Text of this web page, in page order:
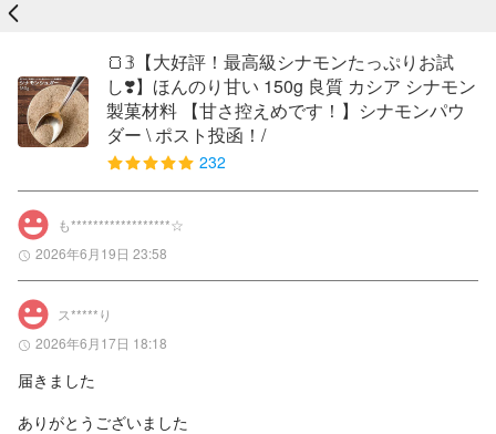
戻る
🍞𝟛【大好評！最高級シナモンたっぷりお試
し❣️】ほんのり甘い 150g 良質 カシア シナモン
製菓材料 【甘さ控えめです！】シナモンパウ
ダー \ ポスト投函！/
232
も******************☆
2026年6月19日 23:58
ス*****り
2026年6月17日 18:18
届きました
ありがとうございました